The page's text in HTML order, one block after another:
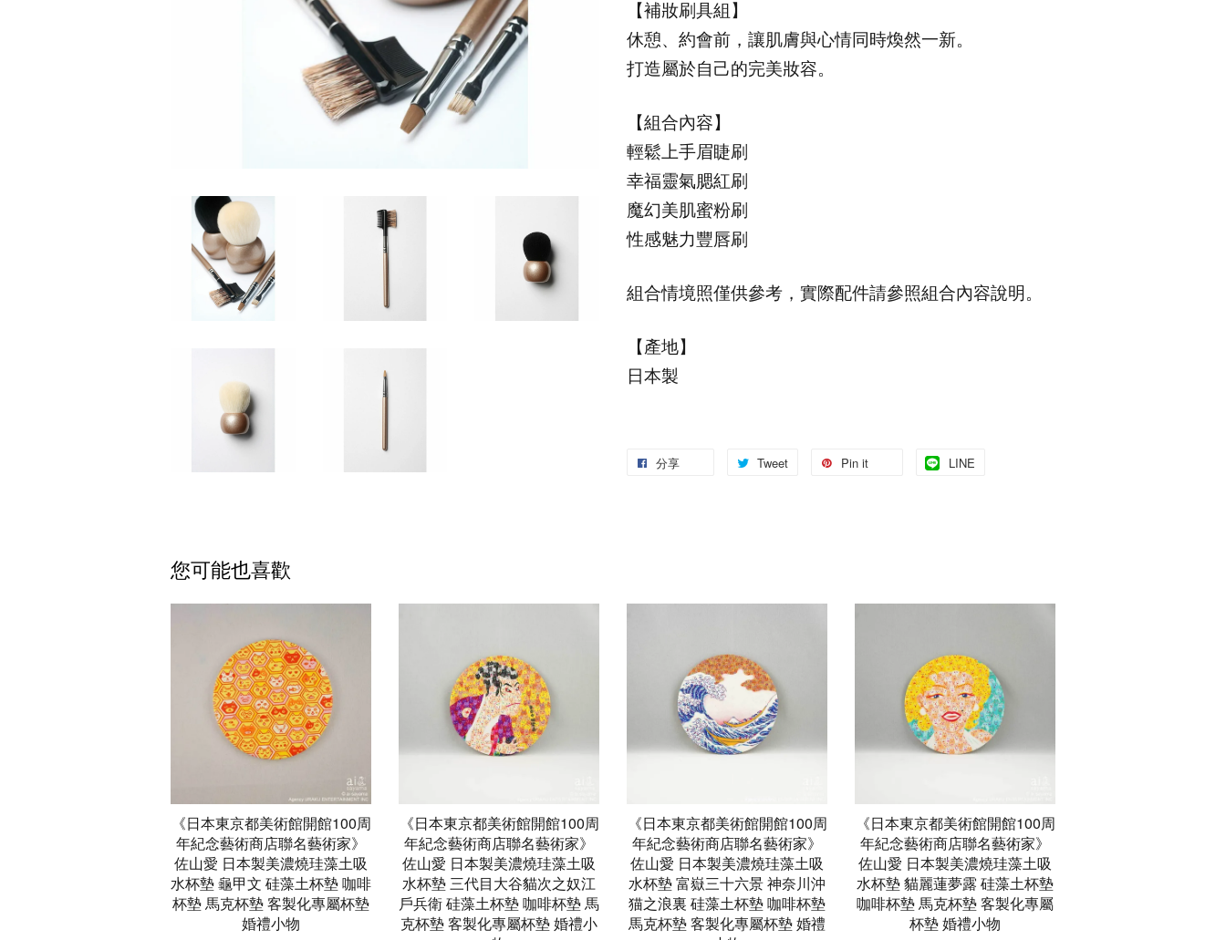
【補妝刷具組】
休憩、約會前，讓肌膚與心情同時煥然一新。
打造屬於自己的完美妝容。
【組合內容】
輕鬆上手眉睫刷
幸福靈氣腮紅刷
魔幻美肌蜜粉刷
性感魅力豐唇刷
組合情境照僅供參考，實際配件請參照組合內容說明。
【產地】
日本製
分享 Tweet Pin it LINE
您可能也喜歡
《日本東京都美術館開館100周
年紀念藝術商店聯名藝術家》
佐山愛 日本製美濃燒珪藻土吸
水杯墊 龜甲文 硅藻土杯墊 咖啡
杯墊 馬克杯墊 客製化專屬杯墊
婚禮小物
《日本東京都美術館開館100周
年紀念藝術商店聯名藝術家》
佐山愛 日本製美濃燒珪藻土吸
水杯墊 三代目大谷貓次之奴江
戶兵衛 硅藻土杯墊 咖啡杯墊 馬
克杯墊 客製化專屬杯墊 婚禮小
《日本東京都美術館開館100周
年紀念藝術商店聯名藝術家》
佐山愛 日本製美濃燒珪藻土吸
水杯墊 富嶽三十六景 神奈川沖
猫之浪裏 硅藻土杯墊 咖啡杯墊
馬克杯墊 客製化專屬杯墊 婚禮
《日本東京都美術館開館100周
年紀念藝術商店聯名藝術家》
佐山愛 日本製美濃燒珪藻土吸
水杯墊 貓麗蓮夢露 硅藻土杯墊
咖啡杯墊 馬克杯墊 客製化專屬
杯墊 婚禮小物